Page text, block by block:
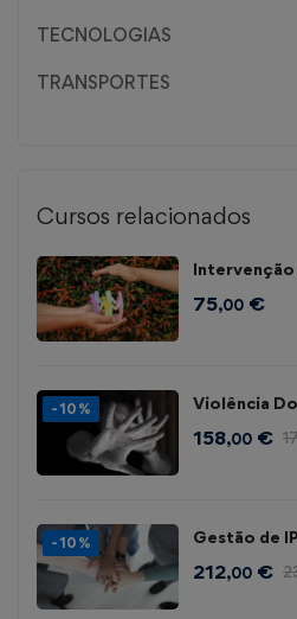
TECNOLOGIAS
TRANSPORTES
Cursos relacionados
Intervenção
75,00 €
-10% Violência
158,00 €
-10% Gestão de
212,00 €